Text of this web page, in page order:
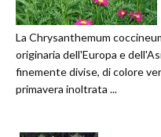
La Chrysanthemum
originaria dell'Europa e
finemente divise, di colore
primavera inoltrata ...